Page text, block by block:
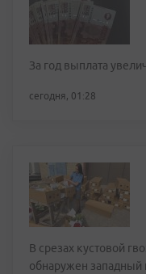
За год выплата
сегодня, 01:28
В срезах кустовой
обнаружен западный